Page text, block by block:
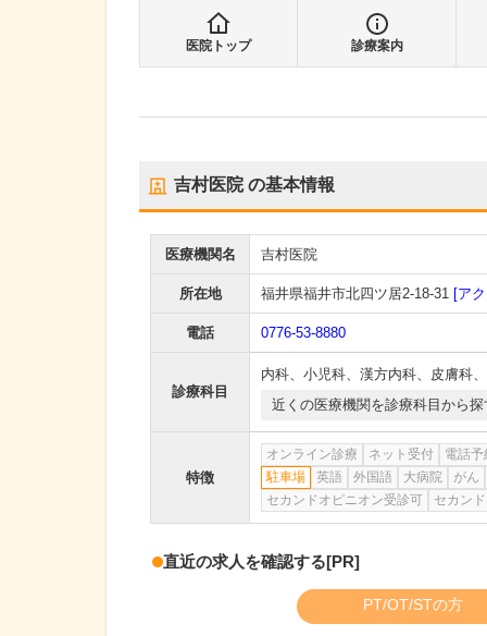
医院トップ 診療案内
吉村医院の基本情報
医療機関名 吉村医院
所在地 福井県福井市北四ツ居2-18-31 [ア
電話 0776-53-8880
診療科目
内科、 小児科、 漢方内科、 皮膚科、
近くの医療機関を診療科目から探
特徴
オンライン診療 ネット受付 電話予
駐車場
英語 外国語 大病院 がん
セカンドオピニオン受診可
セカン
直近の求人を確認する[PR]
PT/OT/STの方